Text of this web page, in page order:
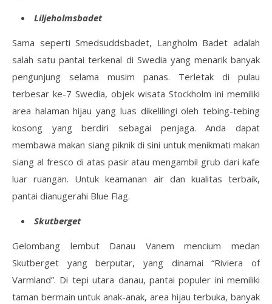
Liljeholmsbadet
Sama seperti Smedsuddsbadet, Langholm Badet adalah
salah satu pantai terkenal di Swedia yang menarik banyak
pengunjung selama musim panas. Terletak di pulau
terbesar ke-7 Swedia, objek wisata Stockholm ini memiliki
area halaman hijau yang luas dikelilingi oleh tebing-tebing
kosong yang berdiri sebagai penjaga. Anda dapat
membawa makan siang piknik di sini untuk menikmati makan
siang al fresco di atas pasir atau mengambil grub dari kafe
luar ruangan. Untuk keamanan air dan kualitas terbaik,
pantai dianugerahi Blue Flag.
Skutberget
Gelombang lembut Danau Vanem mencium medan
Skutberget yang berputar, yang dinamai “Riviera of
Varmland”. Di tepi utara danau, pantai populer ini memiliki
taman bermain untuk anak-anak, area hijau terbuka, banyak